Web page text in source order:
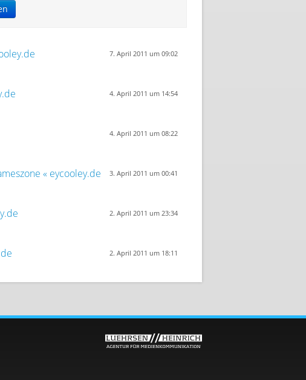
7. April 2011 um 09:02
4. April 2011 um 14:54
4. April 2011 um 08:22
« eycooley.de 3. April 2011 um 00:41
2. April 2011 um 23:34
2. April 2011 um 18:11